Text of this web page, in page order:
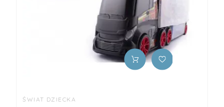
ŚWIAT DZIECKA